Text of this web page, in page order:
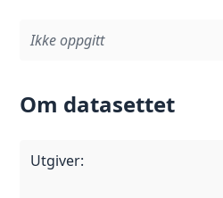
Ikke oppgitt
Om datasettet
Utgiver: